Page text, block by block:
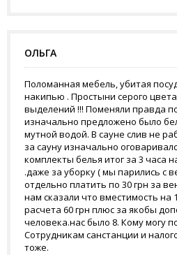
ОЛЬГА
Поломанная мебель, убитая
накипью . Простыни серого
выделений !!! Поменяли правда
изначально предложено было
мутной водой. В сауне слив не
за сауну изначально
комплекты белья итог за 3 часа
.даже за уборку ( мы парились с
отдельно платить по 30 грн за
нам сказали что вместимость на
расчета 60 грн плюс за якобы
человека.нас было 8. Кому могу
Сотрудникам санстанции и
тоже.